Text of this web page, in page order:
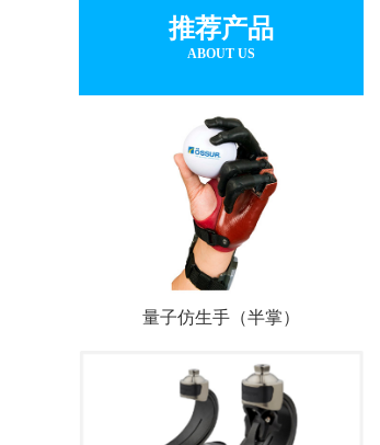
推荐产品
ABOUT US
量子仿生手（半掌）